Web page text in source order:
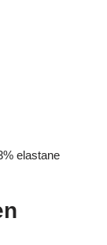
elastane